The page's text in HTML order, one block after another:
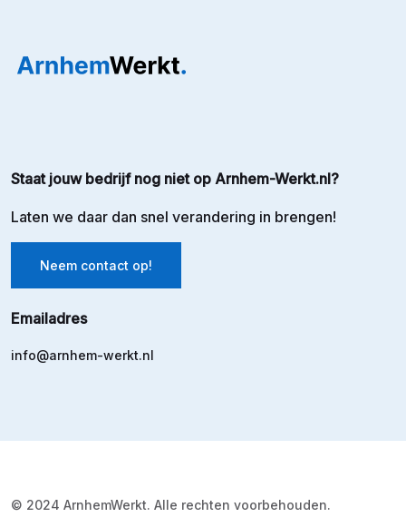
Staat jouw bedrijf nog niet op Arnhem-Werkt.nl?
Laten we daar dan snel verandering in brengen!
Neem contact op!
Emailadres
info@arnhem-werkt.nl
© 2024 ArnhemWerkt. Alle rechten voorbehouden.